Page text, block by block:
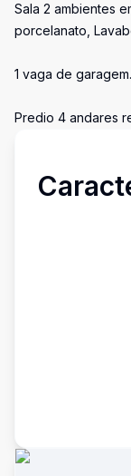
Sala 2 ambientes
porcelanato,
1 vaga de garagem.
Predio 4 andares